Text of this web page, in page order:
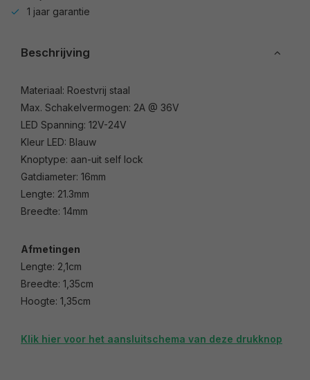
1 jaar garantie
Beschrijving
Materiaal: Roestvrij staal
Max. Schakelvermogen: 2A @ 36V
LED Spanning: 12V-24V
Kleur LED: Blauw
Knoptype: aan-uit self lock
Gatdiameter: 16mm
Lengte: 21.3mm
Breedte: 14mm
Afmetingen
Lengte: 2,1cm
Breedte: 1,35cm
Hoogte: 1,35cm
Klik hier voor het aansluitschema van deze drukknop